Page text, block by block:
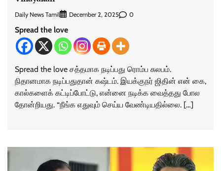
Daily News Tamil December 2, 2025 0
Spread the love
Spread the love சத்தமாக நடிப்பது ரொம்ப சுலபம்.
நிதானமாக நடிப்பதுதான் கஷ்டம். இயக்குநர் ஜிதின் என் கை,
கால்களைக் கட்டிப்போட்டு, என்னை நடிக்க வைத்தது போல
தோன்றியது. “நீங்க எதுவும் செய்ய வேண்டியதில்லை. […]